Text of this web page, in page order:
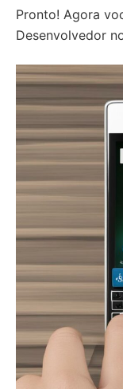
Pronto! Agora
Desenvolvedor